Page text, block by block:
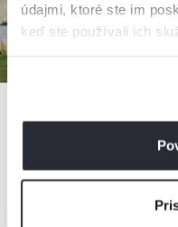
údajmi, ktoré ste im
keď ste používali ich
Oregon
Chata, Bystrička, Slovensko